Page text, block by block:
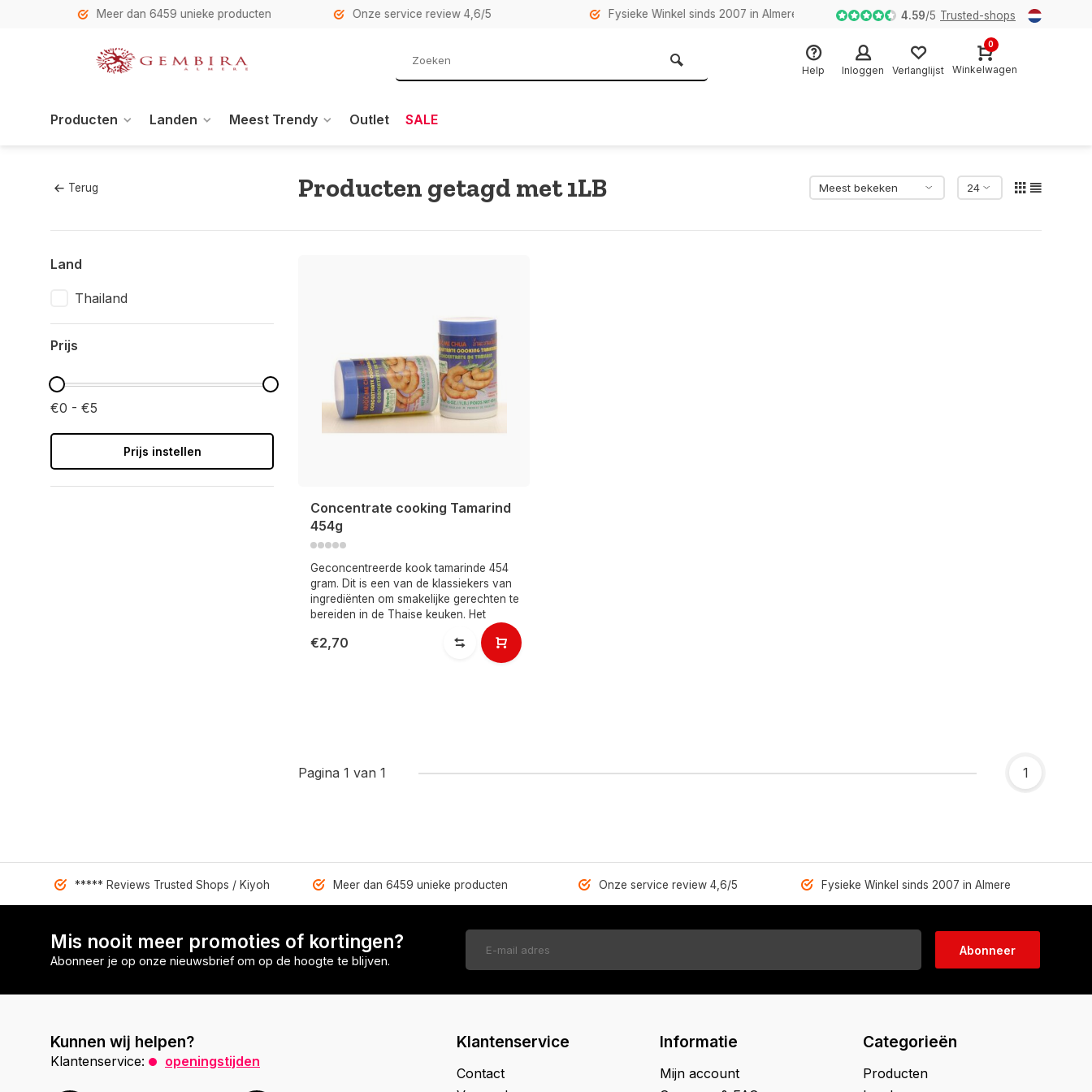
Meer dan 6459 unieke producten Onze service review 4,6/5 Fysieke Winkel sinds 2007 in Almere 4.59/5 Trusted-shops
Help Inloggen Verlanglijst
0
Winkelwagen
Producten Landen Meest Trendy Outlet SALE
Terug Producten getagd met 1LB
Land
Thailand
Prijs
€0 - €5
Prijs instellen
Concentrate cooking Tamarind
454g
Geconcentreerde kook tamarinde 454
gram. Dit is een van de klassiekers van
ingrediënten om smakelijke gerechten te
bereiden in de Thaise keuken. Het
€2,70
Pagina 1 van 1 1
***** Reviews Trusted Shops / Kiyoh Meer dan 6459 unieke producten Onze service review 4,6/5 Fysieke Winkel sinds 2007 in Almere
Mis nooit meer promoties of kortingen?
Abonneer je op onze nieuwsbrief om op de hoogte te blijven.
Abonneer
Kunnen wij helpen?
Klantenservice: openingstijden
Klantenservice
Contact
Informatie
Mijn account
Categorieën
Producten